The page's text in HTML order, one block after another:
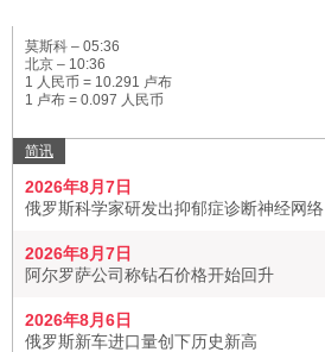
莫斯科 – 05:36
北京 – 10:36
1 人民币 = 10.291 卢布
1 卢布 = 0.097 人民币
简讯
2026年8月7日
俄罗斯科学家研发出抑郁症诊断神经网络
2026年8月7日
阿尔罗萨公司称钻石价格开始回升
2026年8月6日
俄罗斯新车进口量创下历史新高